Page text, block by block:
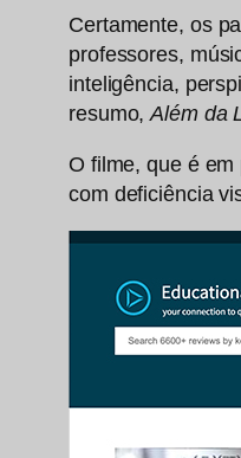
Certamente, os
professores,
inteligência,
resumo,Além da
O filme, que é
com deficiência